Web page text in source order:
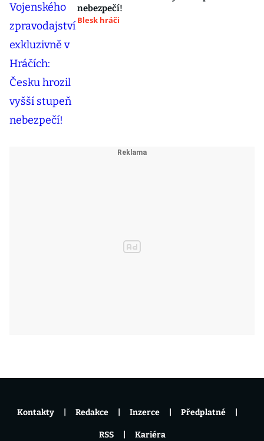
nebezpečí!
Blesk hráči
Kontakty Redakce Inzerce Předplatné
RSS Kariéra